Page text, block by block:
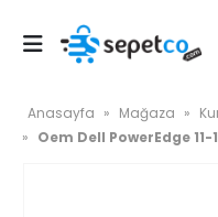
Anasayfa » Mağaza »
» Oem Dell PowerEdge 11-